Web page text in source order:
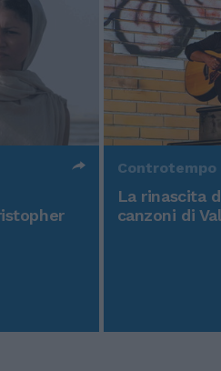
Controtempo
La rinascita
canzoni di